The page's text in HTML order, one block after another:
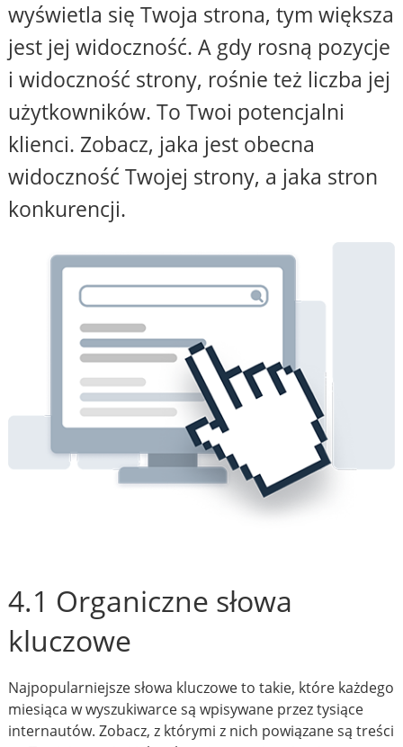
wyświetla się Twoja strona, tym większa
jest jej widoczność. A gdy rosną pozycje
i widoczność strony, rośnie też liczba jej
użytkowników. To Twoi potencjalni
klienci. Zobacz, jaka jest obecna
widoczność Twojej strony, a jaka stron
konkurencji.
4.1 Organiczne słowa
kluczowe
Najpopularniejsze słowa kluczowe to takie, które każdego
miesiąca w wyszukiwarce są wpisywane przez tysiące
internautów. Zobacz, z którymi z nich powiązane są treści